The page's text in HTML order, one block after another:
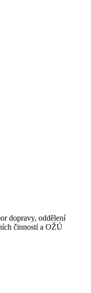
dopravy, oddělení
činností a OŽÚ